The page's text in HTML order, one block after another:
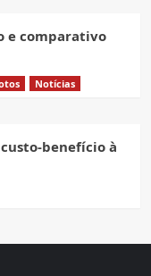
e comparativo
Notícias
benefício à